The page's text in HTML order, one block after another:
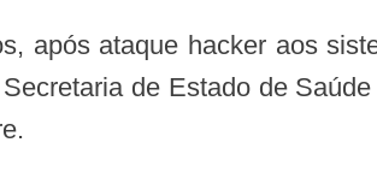
de Estado de